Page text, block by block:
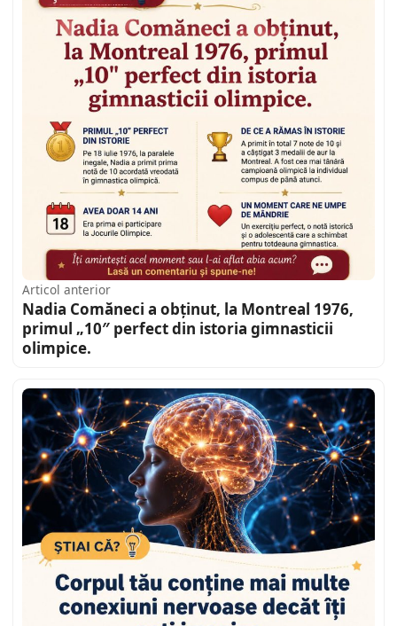
Articol anterior
Nadia Comăneci a obținut, la Montreal 1976,
primul „10″ perfect din istoria gimnasticii
olimpice.